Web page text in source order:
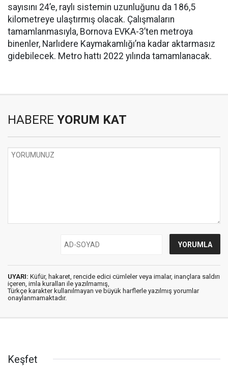
sayısını 24’e, raylı sistemin uzunluğunu da 186,5
kilometreye ulaştırmış olacak. Çalışmaların
tamamlanmasıyla, Bornova EVKA-3’ten metroya
binenler, Narlıdere Kaymakamlığı’na kadar aktarmasız
gidebilecek. Metro hattı 2022 yılında tamamlanacak.
HABERE YORUM KAT
UYARI: Küfür, hakaret, rencide edici cümleler veya imalar, inançlara saldırı
içeren, imla kuralları ile yazılmamış,
Türkçe karakter kullanılmayan ve büyük harflerle yazılmış yorumlar
onaylanmamaktadır.
Keşfet